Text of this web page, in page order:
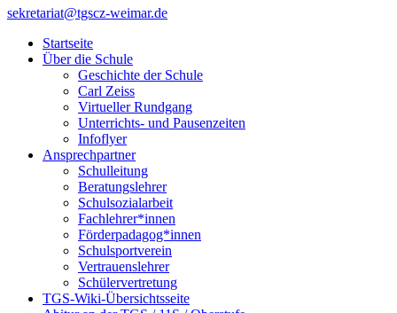
sekretariat@tgscz-weimar.de
Startseite
Über die Schule
Geschichte der Schule
Carl Zeiss
Virtueller Rundgang
Unterrichts- und Pausenzeiten
Infoflyer
Ansprechpartner
Schulleitung
Beratungslehrer
Schulsozialarbeit
Fachlehrer*innen
Förderpadagog*innen
Schulsportverein
Vertrauenslehrer
Schülervertretung
TGS-Wiki-Übersichtsseite